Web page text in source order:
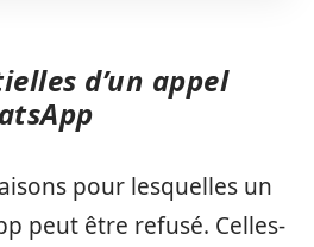
d’un appel
pour lesquelles un
peut être refusé. Celles-